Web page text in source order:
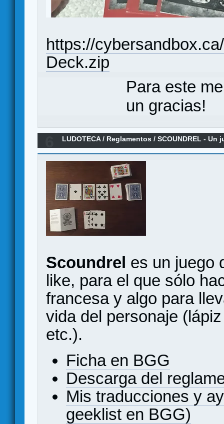
https://
Deck.zip
Para este
un gracias!
LUDOTECA/ Reglamentos /SCOUNDREL - Un
Scoundrel es un juego
like, para el que sólo
francesa y algo para
vida del personaje
etc.).
Ficha en BGG
Descarga del
Mis traducciones y
geeklist en BGG)